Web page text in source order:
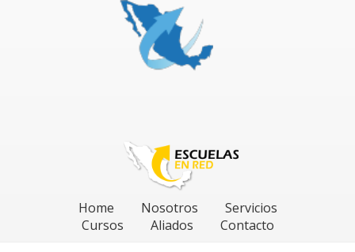
Home Nosotros
Servicios
Cursos
Aliados Contacto